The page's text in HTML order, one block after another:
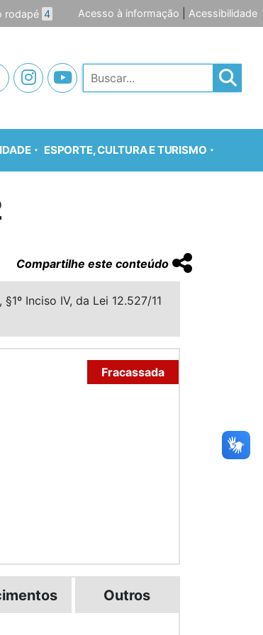
rodapé 4 Acesso à informação Acessibilidade
Pesquisar
ESPORTE, CULTURA E TURISMO
Compartilhe este conteúdo
Inciso IV, da Lei 12.527/11
Fracassada
Outros